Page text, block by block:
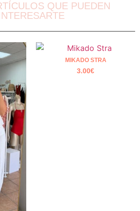
QUE PUEDEN
MIKADO STRA
3.00€